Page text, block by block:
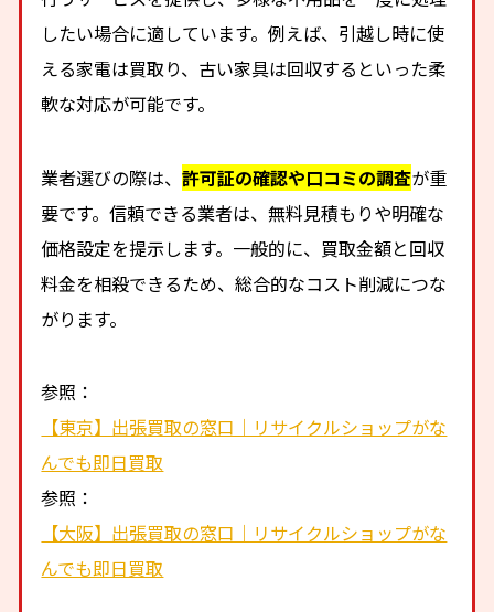
したい場合に適しています。例えば、引越し時に使
える家電は買取り、古い家具は回収するといった柔
軟な対応が可能です。
業者選びの際は、許可証の確認や口コミの調査が重
要です。信頼できる業者は、無料見積もりや明確な
価格設定を提示します。一般的に、買取金額と回収
料金を相殺できるため、総合的なコスト削減につな
がります。
参照：
【東京】出張買取の窓口｜リサイクルショップがな
んでも即日買取
参照：
【大阪】出張買取の窓口｜リサイクルショップがな
んでも即日買取